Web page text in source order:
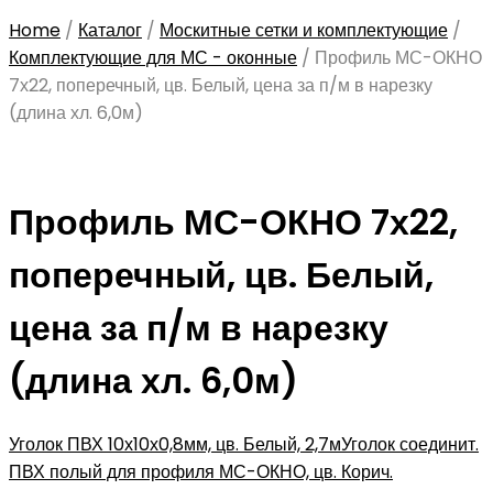
Home / Каталог / Москитные сетки и комплектующие /
Комплектующие для МС - оконные / Профиль МС-ОКНО
7х22, поперечный, цв. Белый, цена за п/м в нарезку
(длина хл. 6,0м)
Профиль МС-ОКНО 7х22,
поперечный, цв. Белый,
цена за п/м в нарезку
(длина хл. 6,0м)
Уголок ПВХ 10х10х0,8мм, цв. Белый, 2,7мУголок соединит.
ПВХ полый для профиля МС-ОКНО, цв. Корич.